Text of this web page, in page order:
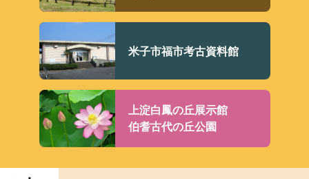
米子市福市考古資料館
上淀白鳳の丘展示館
伯耆古代の丘公園